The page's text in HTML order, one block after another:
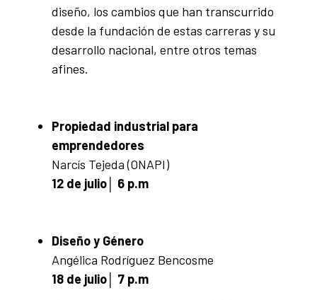
diseño, los cambios que han transcurrido
desde la fundación de estas carreras y su
desarrollo nacional, entre otros temas
afines.
Propiedad industrial para
emprendedores
Narcís Tejeda (ONAPI)
12 de julio│ 6 p.m
Diseño y Género
Angélica Rodríguez Bencosme
18 de julio│ 7 p.m